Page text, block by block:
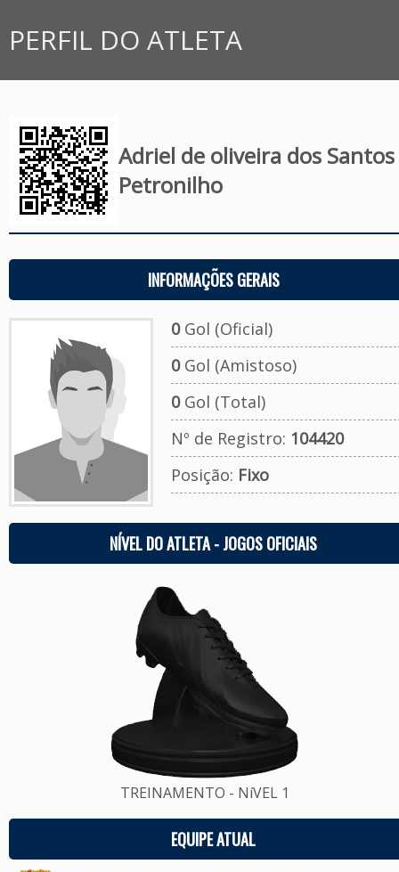
PERFIL DO ATLETA
Adriel de oliveira dos Santos
Petronilho
INFORMAÇÕES GERAIS
0Gol (Oficial)
0Gol (Amistoso)
0Gol (Total)
Nº de Registro: 104420
Posição: Fixo
NÍVEL DO ATLETA - JOGOS OFICIAIS
TREINAMENTO - NíVEL 1
EQUIPE ATUAL